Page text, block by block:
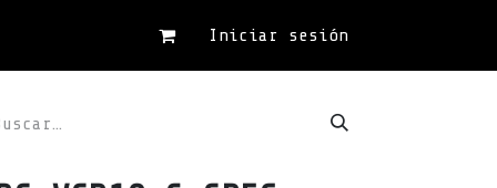
Iniciar sesión